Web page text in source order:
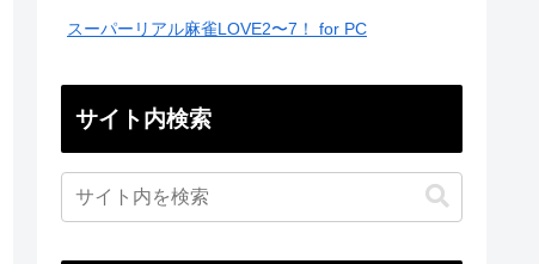
スーパーリアル麻雀LOVE2〜7！ for PC
サイト内検索